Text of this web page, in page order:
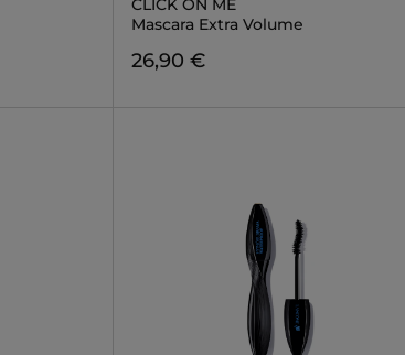
CLICK ON ME
Mascara Extra Volume
26,90 €